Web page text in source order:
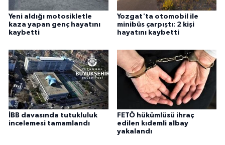
Yeni aldığı motosikletle
kaza yapan genç hayatını
kaybetti
Yozgat'ta otomobil ile
minibüs çarpıştı: 2 kişi
hayatını kaybetti
İBB davasında tutukluluk
incelemesi tamamlandı
FETÖ hükümlüsü ihraç
edilen kıdemli albay
yakalandı